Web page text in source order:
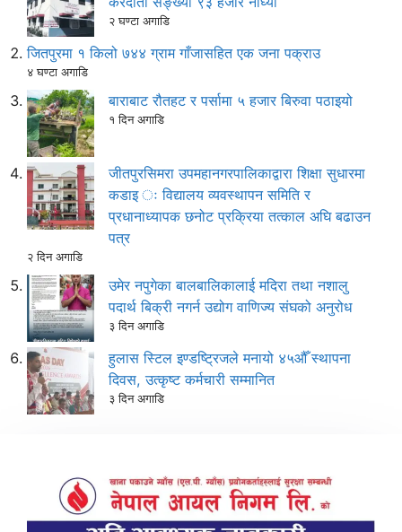
२ घण्टा अगाडि
जितपुरमा १ किलो ७४४ ग्राम गाँजासहित एक जना पक्राउ
४ घण्टा अगाडि
बाराबाट रौतहट र पर्सामा ५ हजार बिरुवा पठाइयो
१ दिन अगाडि
जीतपुरसिमरा उपमहानगरपालिकाद्वारा शिक्षा सुधारमा
कडाइ ः विद्यालय व्यवस्थापन समिति र
प्रधानाध्यापक छनोट प्रक्रिया तत्काल अघि बढाउन
पत्र
२ दिन अगाडि
उमेर नपुगेका बालबालिकालाई मदिरा तथा नशालु
पदार्थ बिक्री नगर्न उद्योग वाणिज्य संघको अनुरोध
३ दिन अगाडि
हुलास स्टिल इण्डष्ट्रिजले मनायो ४५औँ स्थापना
दिवस, उत्कृष्ट कर्मचारी सम्मानित
३ दिन अगाडि